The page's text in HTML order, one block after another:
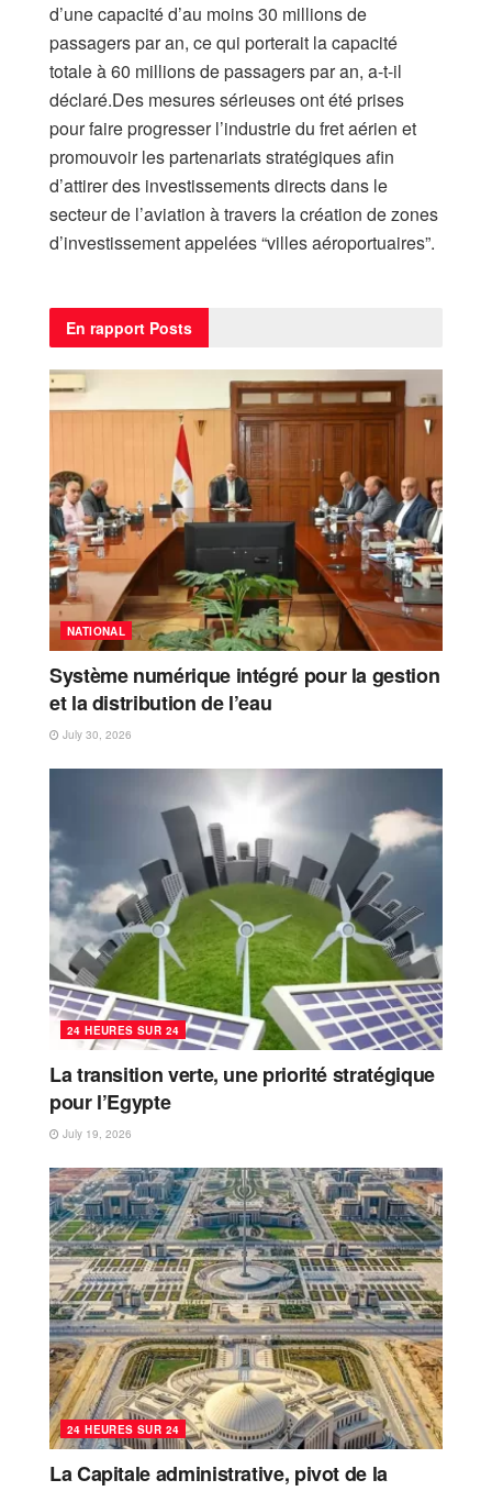
d’une capacité d’au moins 30 millions de
passagers par an, ce qui porterait la capacité
totale à 60 millions de passagers par an, a-t-il
déclaré.Des mesures sérieuses ont été prises
pour faire progresser l’industrie du fret aérien et
promouvoir les partenariats stratégiques afin
d’attirer des investissements directs dans le
secteur de l’aviation à travers la création de zones
d’investissement appelées “villes aéroportuaires”.
En rapport Posts
NATIONAL
Système numérique intégré pour la gestion
et la distribution de l’eau
July 30, 2026
24 HEURES SUR 24
La transition verte, une priorité stratégique
pour l’Egypte
July 19, 2026
24 HEURES SUR 24
La Capitale administrative, pivot de la